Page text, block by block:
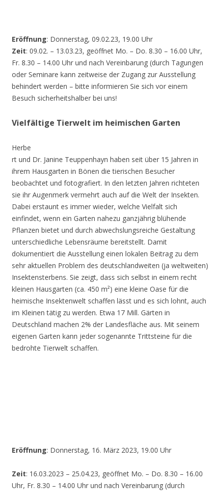
Eröffnung: Donnerstag, 09.02.23, 19.00 Uhr
Zeit: 09.02. – 13.03.23, geöffnet Mo. – Do. 8.30 – 16.00 Uhr,
Fr. 8.30 – 14.00 Uhr und nach Vereinbarung (durch Tagungen
oder Seminare kann zeitweise der Zugang zur Ausstellung
behindert werden – bitte informieren Sie sich vor einem
Besuch sicherheitshalber bei uns!
Vielfältige Tierwelt im heimischen Garten
Herbe
rt und Dr. Janine Teuppenhayn haben seit über 15 Jahren in
ihrem Hausgarten in Bönen die tierischen Besucher
beobachtet und fotografiert. In den letzten Jahren richteten
sie ihr Augenmerk vermehrt auch auf die Welt der Insekten.
Dabei erstaunt es immer wieder, welche Vielfalt sich
einfindet, wenn ein Garten nahezu ganzjährig blühende
Pflanzen bietet und durch abwechslungsreiche Gestaltung
unterschiedliche Lebensräume bereitstellt. Damit
dokumentiert die Ausstellung einen lokalen Beitrag zu dem
sehr aktuellen Problem des deutschlandweiten (ja weltweiten)
Insektensterbens. Sie zeigt, dass sich selbst in einem recht
kleinen Hausgarten (ca. 450 m²) eine kleine Oase für die
heimische Insektenwelt schaffen lässt und es sich lohnt, auch
im Kleinen tätig zu werden. Etwa 17 Mill. Gärten in
Deutschland machen 2% der Landesfläche aus. Mit seinem
eigenen Garten kann jeder sogenannte Trittsteine für die
bedrohte Tierwelt schaffen.
Eröffnung: Donnerstag, 16. März 2023, 19.00 Uhr
Zeit: 16.03.2023 – 25.04.23, geöffnet Mo. – Do. 8.30 – 16.00
Uhr, Fr. 8.30 – 14.00 Uhr und nach Vereinbarung (durch